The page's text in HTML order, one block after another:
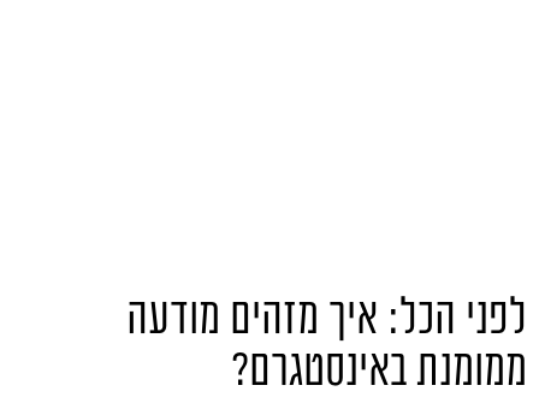
לפני הכל: איך מזהים מודעה
ממומנת באינסטגרם?